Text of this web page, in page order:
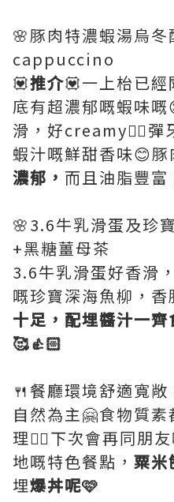
🌸豚肉特濃蝦湯烏
cappuccino
💟推介💟一上枱已
底有超濃郁嘅蝦味
滑，好creamy👍🏻
蝦汁嘅鮮甜香味😊豚
濃郁， 而且油脂豐富
🌸3.6牛乳滑蛋及珍
+黑糖薑母茶
3.6牛乳滑蛋好香滑
嘅珍寶深海魚柳，香
十足，配埋醬汁一
🥰👍🏻
🍴餐廳環境舒適寬
自然為主🤗食物質
理👍🏻下次會再同朋
地嘅特色餐點， 粟米
埋爆丼呢🩷